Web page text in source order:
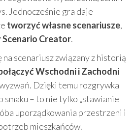
Jednocześnie gra daje
tworzyć własne scenariusze,
Scenario Creator.
scenariusz związany z historią
Wschodni i Zachodni
Dzięki temu rozgrywka
– to nie tylko „stawianie
uporządkowania przestrzeni i
mieszkańców.